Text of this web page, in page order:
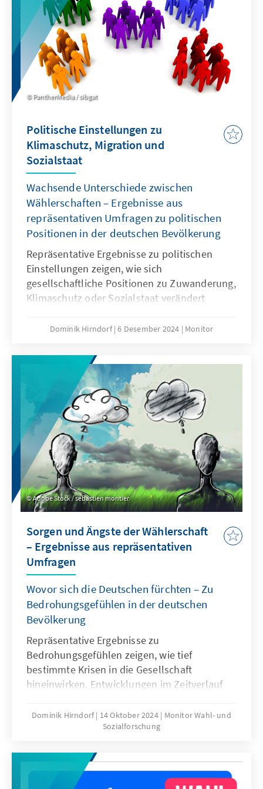
PantherMedia / sibgat
Politische Einstellungen zu
Klimaschutz, Migration und
Sozialstaat
Wachsende Unterschiede zwischen
Wählerschaften – Ergebnisse aus
repräsentativen Umfragen zu politischen
Positionen in der deutschen Bevölkerung
Repräsentative Ergebnisse zu politischen
Einstellungen zeigen, wie sich
gesellschaftliche Positionen zu Zuwanderung,
Klimaschutz oder Sozialstaat verändert
verschoben? Wie stark sind dabei
Gesellschaft? Vertritt eine gewachsene AfD-
Wählerschaft nun durchschnittlich
moderatere Positionen? Mit Blick auf die
Parteianhängerschaften sind spannende
Entwicklungen zu beobachten, die das
derzeitige Wahlverhalten prägen könnten.
Dominik Hirndorf 6 Desember 2024 Monitor
Adobe Stock / sebastien montier
Sorgen und Ängste der Wählerschaft
– Ergebnisse aus repräsentativen
Umfragen
Wovor sich die Deutschen fürchten – Zu
Bedrohungsgefühlen in der deutschen
Bevölkerung
Repräsentative Ergebnisse zu
Bedrohungsgefühlen zeigen, wie tief
bestimmte Krisen in die Gesellschaft
hineinwirken. Entwicklungen im Zeitverlauf
Sorgen zugenommen haben und welche
Bedrohungen als permanent empfunden
Sicherheitsgefühl der Deutschen nachhaltig
verändert? Wie groß ist die Angst vor den
Dominik Hirndorf 14 Oktober 2024
Monitor Wahl- und
Sozialforschung